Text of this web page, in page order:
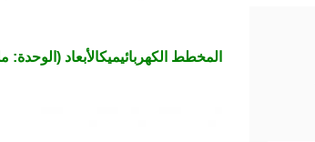
المخطط الكهربائيميكالأبعاد (الوحدة: